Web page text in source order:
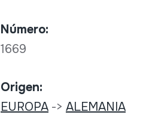
Número:
1669
Origen:
EUROPA-> ALEMANIA